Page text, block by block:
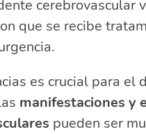
cerebrovascular
que se recibe
es crucial para el
manifestaciones y
pueden ser